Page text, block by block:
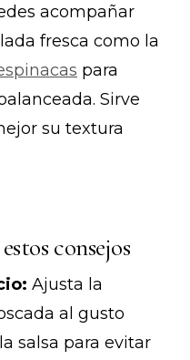
acompañar
fresca como la
para
Sirve
su textura
consejos
Ajusta la
al gusto
salsa para evitar